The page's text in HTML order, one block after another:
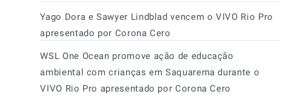
Yago Dora e Sawyer Lindblad vencem o VIVO Rio Pro
apresentado por Corona Cero
WSL One Ocean promove ação de educação
ambiental com crianças em Saquarema durante o
VIVO Rio Pro apresentado por Corona Cero